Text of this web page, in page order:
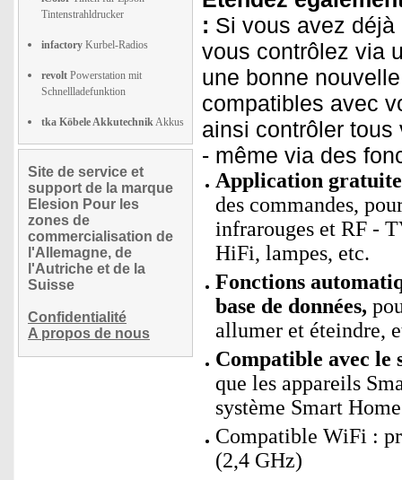
Tintenstrahldrucker
infactory Kurbel-Radios
revolt Powerstation mit
Schnellladefunktion
tka Köbele AkkutechnikAkkus
Site de service et
support de la marque
Elesion Pour les
zones de
commercialisation de
l'Allemagne, de
l'Autriche et de la
Suisse
Confidentialité
A propos de nous
: Si vous avez
vous contrôlez via
une bonne
compatibles avec
ainsi contrôler
- même via des
Application
des commandes,
infrarouges et RF -
HiFi, lampes, etc.
Fonctions
base de données,
allumer et éteindre,
Compatible avec le
que les appareils
système Smart
Compatible WiFi :
(2,4 GHz)